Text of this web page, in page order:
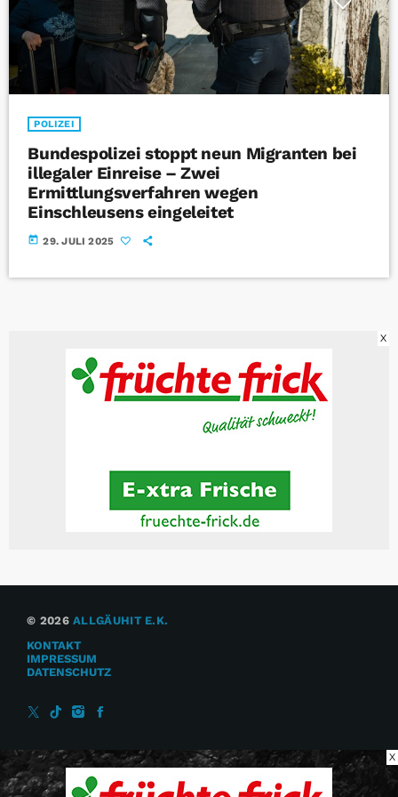
POLIZEI
Bundespolizei stoppt neun Migranten bei
illegaler Einreise – Zwei
Ermittlungsverfahren wegen
Einschleusens eingeleitet
today 29. JULI 2025
X
© 2026ALLGÄUHIT E.K.
KONTAKT
IMPRESSUM
DATENSCHUTZ
X